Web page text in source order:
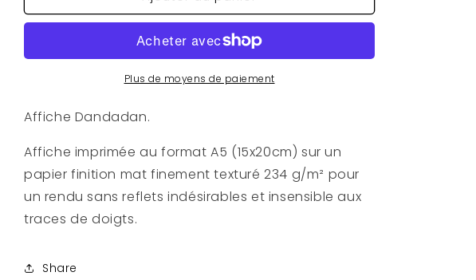
Affiche
Affiche
Plus de moyens de paiement
Affiche Dandadan.
Affiche imprimée au format A5 (15x20cm) sur un
papier finition mat finement texturé 234 g/m² pour
un rendu sans reflets indésirables et insensible aux
traces de doigts.
Share